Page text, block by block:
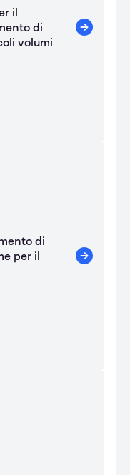
il
di
volumi
di
per il